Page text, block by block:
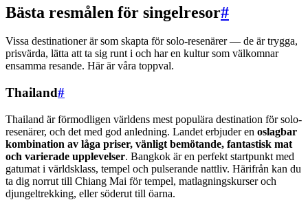
Bästa resmålen för singelresor#
Vissa destinationer är som skapta för solo-resenärer — de är trygga,
prisvärda, lätta att ta sig runt i och har en kultur som välkomnar
ensamma resande. Här är våra toppval.
Thailand#
Thailand är förmodligen världens mest populära destination för solo-
resenärer, och det med god anledning. Landet erbjuder en oslagbar
kombination av låga priser, vänligt bemötande, fantastisk mat
och varierade upplevelser. Bangkok är en perfekt startpunkt med
gatumat i världsklass, tempel och pulserande nattliv. Härifrån kan du
ta dig norrut till Chiang Mai för tempel, matlagningskurser och
djungeltrekking, eller söderut till öarna.